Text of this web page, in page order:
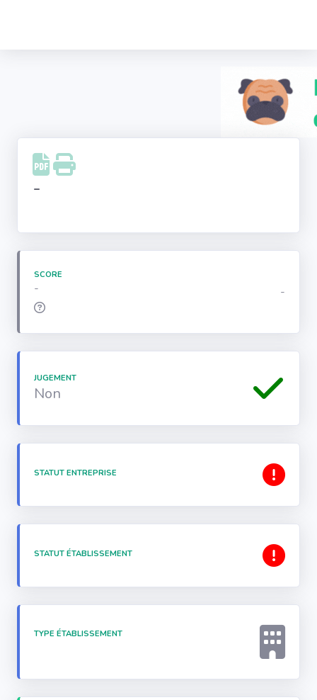
Facebook
Instagram
-
SCORE
- -
JUGEMENT
Non
STATUT ENTREPRISE
STATUT ÉTABLISSEMENT
TYPE ÉTABLISSEMENT